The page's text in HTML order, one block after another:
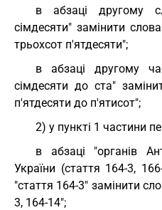
в абзаці другому
сімдесяти" замінити
трьохсот п'ятдесяти";
в абзаці другому
сімдесяти до ста"
п'ятдесяти до п'ятисот";
2) у пункті 1 частини
в абзаці "органів
України (стаття 164-3,
"стаття 164-3" замінити
3, 164-14";